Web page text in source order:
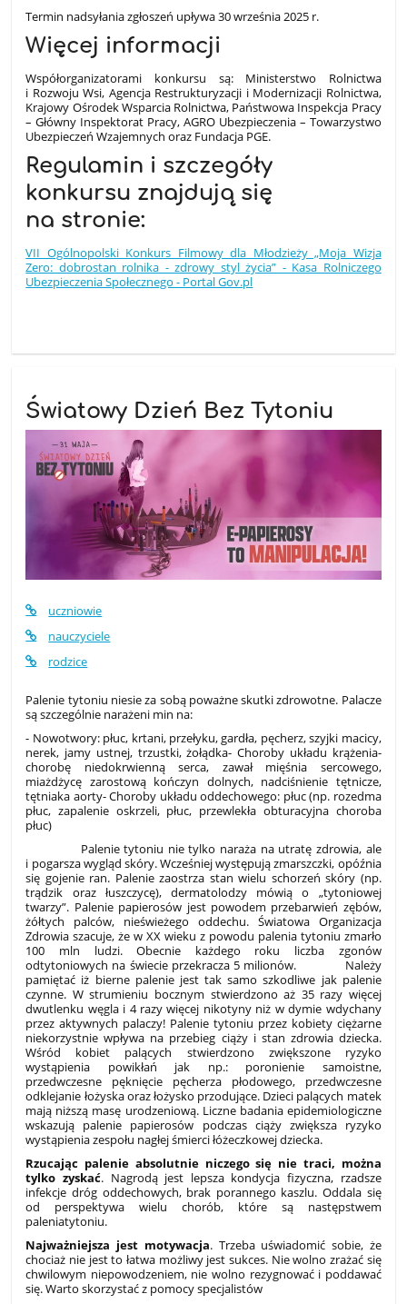
Termin nadsyłania zgłoszeń upływa 30 września 2025 r.
Więcej informacji
Współorganizatorami konkursu są: Ministerstwo Rolnictwa
i Rozwoju Wsi, Agencja Restrukturyzacji i Modernizacji Rolnictwa,
Krajowy Ośrodek Wsparcia Rolnictwa, Państwowa Inspekcja Pracy
– Główny Inspektorat Pracy, AGRO Ubezpieczenia – Towarzystwo
Ubezpieczeń Wzajemnych oraz Fundacja PGE.
Regulamin i szczegóły
konkursu znajdują się
na stronie:
VII Ogólnopolski Konkurs Filmowy dla Młodzieży „Moja Wizja
Zero: dobrostan rolnika - zdrowy styl życia” - Kasa Rolniczego
Ubezpieczenia Społecznego - Portal Gov.pl
Światowy Dzień Bez Tytoniu
uczniowie
nauczyciele
rodzice
Palenie tytoniu niesie za sobą poważne skutki zdrowotne. Palacze
są szczególnie narażeni min na:
- Nowotwory: płuc, krtani, przełyku, gardła, pęcherz, szyjki macicy,
nerek, jamy ustnej, trzustki, żołądka- Choroby układu krążenia-
chorobę niedokrwienną serca, zawał mięśnia sercowego,
miażdżycę zarostową kończyn dolnych, nadciśnienie tętnicze,
tętniaka aorty- Choroby układu oddechowego: płuc (np. rozedma
płuc, zapalenie oskrzeli, płuc, przewlekła obturacyjna choroba
płuc)
Palenie tytoniu nie tylko naraża na utratę zdrowia, ale
i pogarsza wygląd skóry. Wcześniej występują zmarszczki, opóźnia
się gojenie ran. Palenie zaostrza stan wielu schorzeń skóry (np.
trądzik oraz łuszczycę), dermatolodzy mówią o „tytoniowej
twarzy”. Palenie papierosów jest powodem przebarwień zębów,
żółtych palców, nieświeżego oddechu. Światowa Organizacja
Zdrowia szacuje, że w XX wieku z powodu palenia tytoniu zmarło
100 mln ludzi. Obecnie każdego roku liczba zgonów
odtytoniowych na świecie przekracza 5 milionów. Należy
pamiętać iż bierne palenie jest tak samo szkodliwe jak palenie
czynne. W strumieniu bocznym stwierdzono aż 35 razy więcej
dwutlenku węgla i 4 razy więcej nikotyny niż w dymie wdychany
przez aktywnych palaczy! Palenie tytoniu przez kobiety ciężarne
niekorzystnie wpływa na przebieg ciąży i stan zdrowia dziecka.
Wśród kobiet palących stwierdzono zwiększone ryzyko
wystąpienia powikłań jak np.: poronienie samoistne,
przedwczesne pęknięcie pęcherza płodowego, przedwczesne
odklejanie łożyska oraz łożysko przodujące. Dzieci palących matek
mają niższą masę urodzeniową. Liczne badania epidemiologiczne
wskazują palenie papierosów podczas ciąży zwiększa ryzyko
wystąpienia zespołu nagłej śmierci łóżeczkowej dziecka.
Rzucając palenie absolutnie niczego się nie traci, można
tylko zyskać. Nagrodą jest lepsza kondycja fizyczna, rzadsze
infekcje dróg oddechowych, brak porannego kaszlu. Oddala się
od perspektywa wielu chorób, które są następstwem
paleniatytoniu.
Najważniejsza jest motywacja. Trzeba uświadomić sobie, że
chociaż nie jest to łatwa możliwy jest sukces. Nie wolno zrażać się
chwilowym niepowodzeniem, nie wolno rezygnować i poddawać
się. Warto skorzystać z pomocy specjalistów